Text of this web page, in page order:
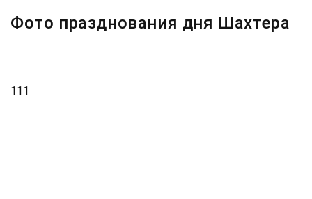
Фото празднования дня Шахтера
111